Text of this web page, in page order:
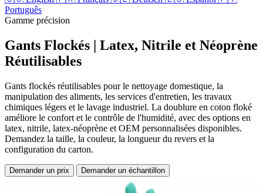
Português
Gamme précision
Gants Flockés | Latex, Nitrile et Néoprène
Réutilisables
Gants flockés réutilisables pour le nettoyage domestique, la
manipulation des aliments, les services d'entretien, les travaux
chimiques légers et le lavage industriel. La doublure en coton floké
améliore le confort et le contrôle de l'humidité, avec des options en
latex, nitrile, latex-néoprène et OEM personnalisées disponibles.
Demandez la taille, la couleur, la longueur du revers et la
configuration du carton.
Demander un prix Demander un échantillon